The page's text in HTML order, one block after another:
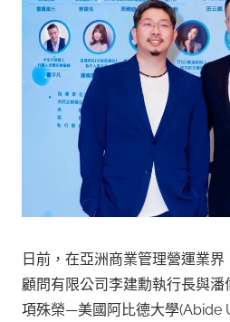
日前，在亞洲商業管理營運業
顧問有限公司李建勳執行長與
項殊榮—美國阿比德大學(Abide